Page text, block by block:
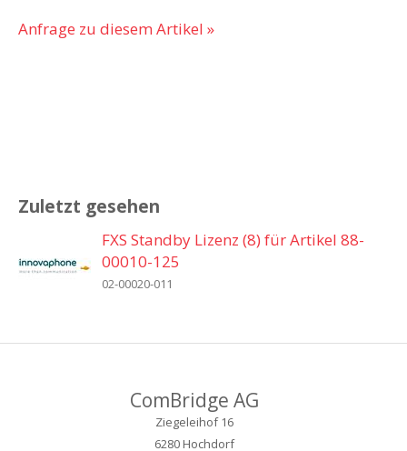
Anfrage zu diesem Artikel »
Zuletzt gesehen
FXS Standby Lizenz (8) für Artikel 88-
00010-125
02-00020-011
ComBridge AG
Ziegeleihof 16
6280 Hochdorf